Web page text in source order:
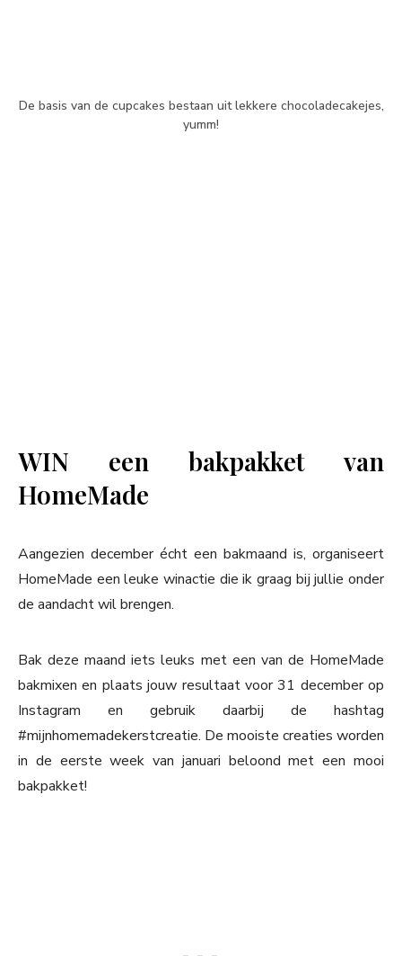
De basis van de cupcakes bestaan uit lekkere chocoladecakejes,
yumm!
WIN een bakpakket van
HomeMade
Aangezien december écht een bakmaand is, organiseert
HomeMade een leuke winactie die ik graag bij jullie onder
de aandacht wil brengen.
Bak deze maand iets leuks met een van de HomeMade
bakmixen en plaats jouw resultaat voor 31 december op
Instagram en gebruik daarbij de hashtag
#mijnhomemadekerstcreatie. De mooiste creaties worden
in de eerste week van januari beloond met een mooi
bakpakket!